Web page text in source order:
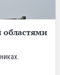
областями